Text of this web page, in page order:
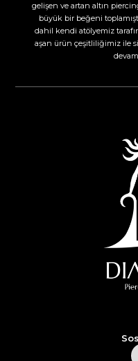
gelişen ve artan altın
büyük bir beğeni
dahil kendi atölyemiz
aşan ürün çeşitliliğimiz ile